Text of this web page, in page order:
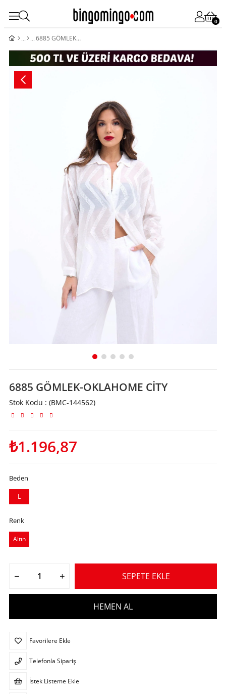
0
6885 GÖMLEK-OKLAHOME CİTY
6885 GÖMLEK-OKLAHOME CİTY
Stok Kodu (BMC-144562)
₺1.196,87
Beden
L
Renk
Altın
Favorilere Ekle
Telefonla Sipariş
İstek Listeme Ekle